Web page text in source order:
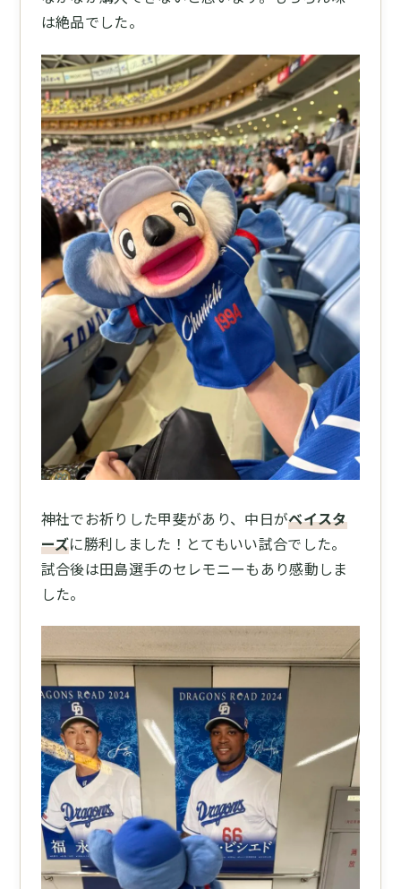
は絶品でした。
神社でお祈りした甲斐があり、中日がベイスタ
ーズに勝利しました！とてもいい試合でした。
試合後は田島選手のセレモニーもあり感動しま
した。